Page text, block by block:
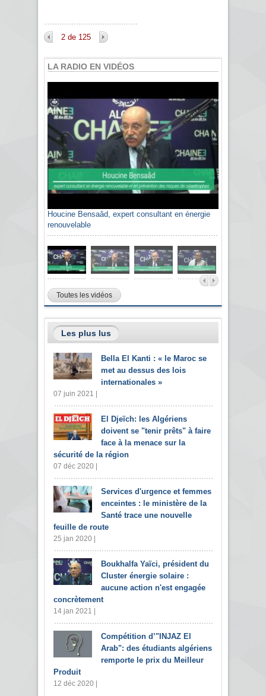
2 de 125
LA RADIO EN VIDÉOS
Houcine Bensaâd, expert consultant en énergie
renouvelable
Toutes les vidéos
Les plus lus
Bella El Kanti : « le Maroc se
met au dessus des lois
internationales »
07 juin 2021 |
El Djeïch: les Algériens
doivent se "tenir prêts" à faire
face à la menace sur la
sécurité de la région
07 déc 2020 |
Services d'urgence et femmes
enceintes : le ministère de la
Santé trace une nouvelle
feuille de route
25 jan 2020 |
Boukhalfa Yaïci, président du
Cluster énergie solaire :
aucune action n'est engagée
concrètement
14 jan 2021 |
Compétition d’"INJAZ El
Arab": des étudiants algériens
remporte le prix du Meilleur
Produit
12 déc 2020 |